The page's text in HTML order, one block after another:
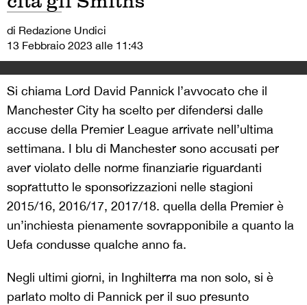
di Redazione Undici
13 Febbraio 2023 alle 11:43
Si chiama Lord David Pannick l’avvocato che il
Manchester City ha scelto per difendersi dalle
accuse della Premier League arrivate nell’ultima
settimana. I blu di Manchester sono accusati per
aver violato delle norme finanziarie riguardanti
soprattutto le sponsorizzazioni nelle stagioni
2015/16, 2016/17, 2017/18. quella della Premier è
un’inchiesta pienamente sovrapponibile a quanto la
Uefa condusse qualche anno fa.
Negli ultimi giorni, in Inghilterra ma non solo, si è
parlato molto di Pannick per il suo presunto